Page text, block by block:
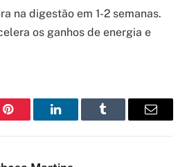
na digestão em 1-2 semanas.
os ganhos de energia e
Pinterest LinkedInTumblr Email